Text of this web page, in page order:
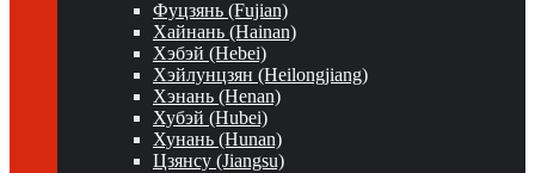
Фуцзянь (Fujian)
Хайнань (Hainan)
Хэбэй (Hebei)
Хэйлунцзян (Heilongjiang)
Хэнань (Henan)
Хубэй (Hubei)
Хунань (Hunan)
Цзянсу (Jiangsu)